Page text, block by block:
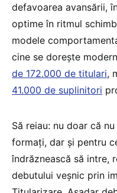
defavoarea avansării,
optime în ritmul
modele
cine se dorește
de 172.000 de titulari,
41.000 de suplinitori
Să reiau: nu doar că
formați, dar și pentru
îndrăznească să intre,
debutului veșnic prin